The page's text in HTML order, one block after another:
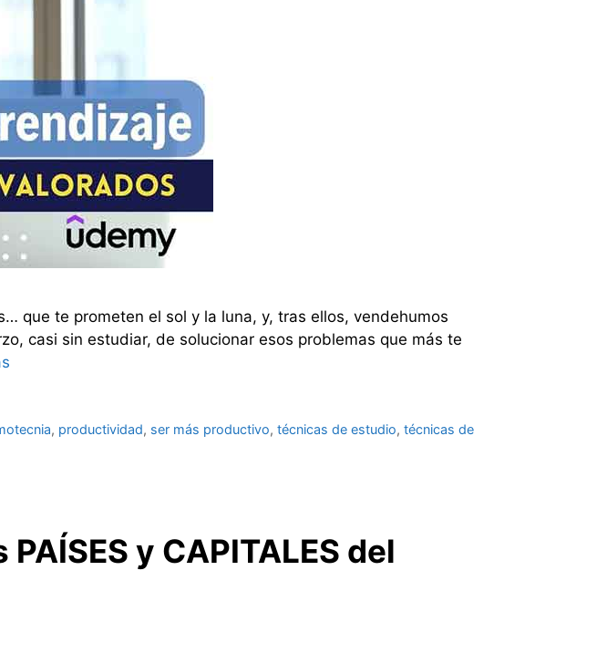
que te prometen el sol y la luna, y, tras ellos, vendehumos
casi sin estudiar, de solucionar esos problemas que más te
, productividad, ser más productivo,técnicas de estudio,técnicas de
y CAPITALES del